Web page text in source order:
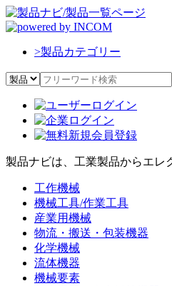
>製品カテゴリー
製品ナビは、工業製品からエレ
工作機械
機械工具/作業工具
産業用機械
物流・搬送・包装機器
化学機械
流体機器
機械要素